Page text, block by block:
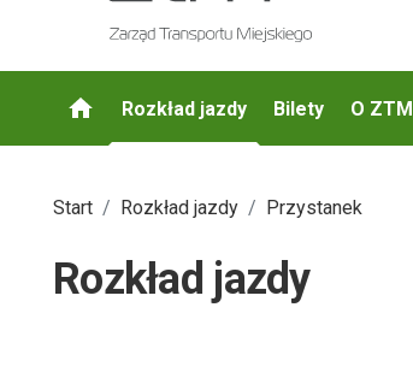
Rozkład jazdy Bilety O ZTM
Start Rozkład jazdy Przystanek
Rozkład jazdy